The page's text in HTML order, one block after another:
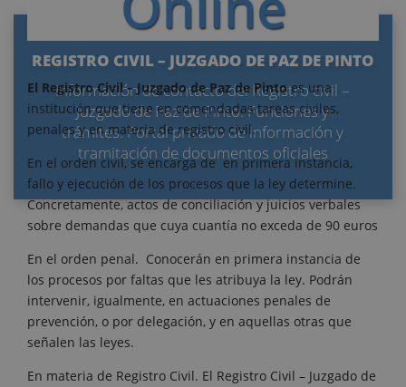
REGISTRO CIVIL – JUZGADO DE PAZ DE PINTO
Información de contacto del Registro civil –
Juzgado de Paz de Pinto. Funciones y
trámites. Portal privado de información y
tramitación de documentos oficiales
El Registro Civil – Juzgado de Paz de Pintoes una
institución que tiene en comendadas tareas civiles,
penales y en materia de registro civil.
En el orden civil, se encarga de en primera instancia,
fallo y ejecución de los procesos que la ley determine.
Concretamente, actos de conciliación y juicios verbales
sobre demandas que cuya cuantía no exceda de 90 euros
En el orden penal. Conocerán en primera instancia de
los procesos por faltas que les atribuya la ley. Podrán
intervenir, igualmente, en actuaciones penales de
prevención, o por delegación, y en aquellas otras que
señalen las leyes.
En materia de Registro Civil. El Registro Civil – Juzgado de